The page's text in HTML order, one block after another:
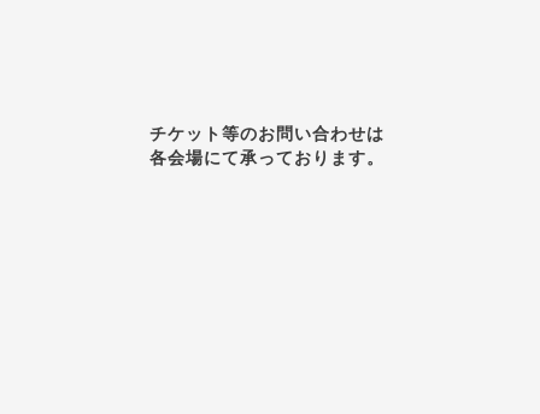
チケット等のお問い合わせは
各会場にて承っております。